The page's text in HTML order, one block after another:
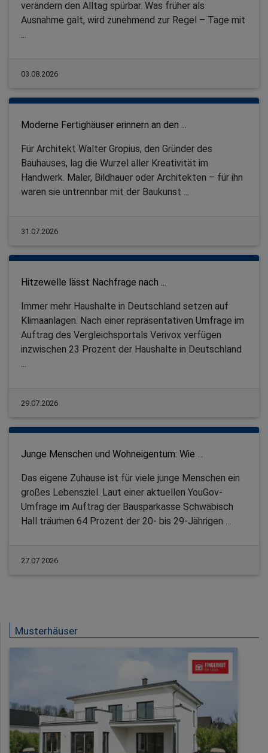
verändern den Alltag spürbar. Was früher als
Ausnahme galt, wird zunehmend zur Regel – Tage mit
03.08.2026
Moderne Fertighäuser erinnern an den ...
Für Architekt Walter Gropius, den Gründer des
Bauhauses, lag die Wurzel aller Kreativität im
Handwerk. Maler, Bildhauer oder Architekten – für ihn
waren sie untrennbar mit der Baukunst ...
31.07.2026
Hitzewelle lässt Nachfrage nach ...
Immer mehr Haushalte in Deutschland setzen auf
Klimaanlagen. Nach einer repräsentativen Umfrage im
Auftrag des Vergleichsportals Verivox verfügen
inzwischen 23 Prozent der Haushalte in Deutschland
29.07.2026
Junge Menschen und Wohneigentum: Wie ...
Das eigene Zuhause ist für viele junge Menschen ein
großes Lebensziel. Laut einer aktuellen YouGov-
Umfrage im Auftrag der Bausparkasse Schwäbisch
Hall träumen 64 Prozent der 20- bis 29-Jährigen ...
27.07.2026
Musterhäuser